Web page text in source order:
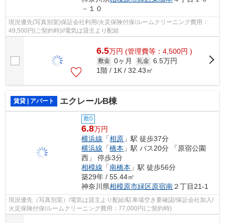
－１０
現況優先(写真別室)保証会社利用/火災保険付保/ルームクリーニング費用：
49,500円(ご契約時)//電気は貸主より配給
6.5万円 (管理費等：4,500円 )
敷金 0ヶ月 礼金 6.5万円
1階 / 1K / 32.43㎡
賃貸 | アパート エクレールB棟
敷0
6.8万円
横浜線 「相原 」駅 徒歩37分
横浜線 「橋本 」駅 バス20分 「原宿公園
西」 停歩3分
相模線 「南橋本 」駅 徒歩56分
築29年 / 55.44㎡
神奈川県相模原市緑区原宿南２丁目21-1
現況優先（写真別室）/電気は貸主より配給/駐車場空き要確認/保証会社加入/
火災保険付保/ルームクリーニング費用：77,000円(ご契約時)